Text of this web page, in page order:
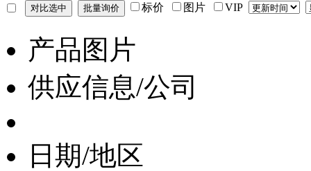
标价
图片 VIP
产品图片
供应信息/公司
日期/地区